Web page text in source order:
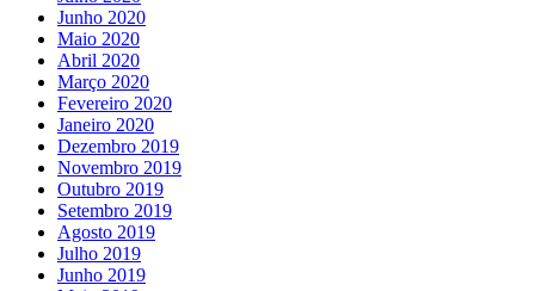
Junho 2020
Maio 2020
Abril 2020
Março 2020
Fevereiro 2020
Janeiro 2020
Dezembro 2019
Novembro 2019
Outubro 2019
Setembro 2019
Agosto 2019
Julho 2019
Junho 2019